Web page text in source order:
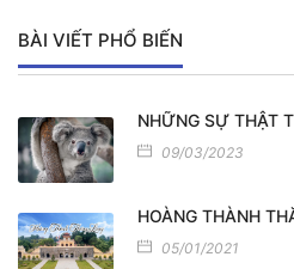
BÀI VIẾT PHỔ BIẾN
NHỮNG SỰ THẬT
09/03/2023
HOÀNG THÀNH
05/01/2021